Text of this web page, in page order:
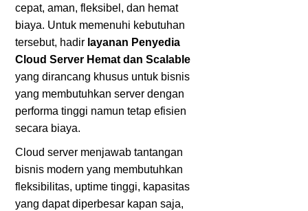
cepat, aman, fleksibel, dan hemat
biaya. Untuk memenuhi kebutuhan
tersebut, hadir layanan Penyedia
Cloud Server Hemat dan Scalable
yang dirancang khusus untuk bisnis
yang membutuhkan server dengan
performa tinggi namun tetap efisien
secara biaya.
Cloud server menjawab tantangan
bisnis modern yang membutuhkan
fleksibilitas, uptime tinggi, kapasitas
yang dapat diperbesar kapan saja,